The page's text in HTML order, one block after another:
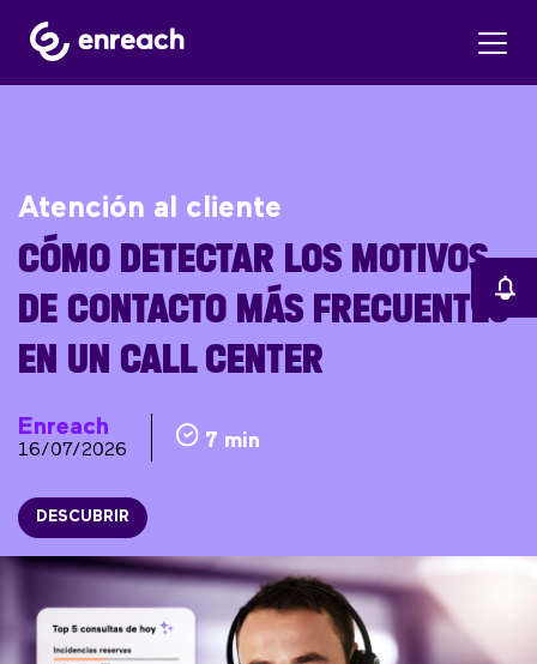
Atención al cliente
CÓMO DETECTAR LOS MOTIVOS
DE CONTACTO MÁS FRECUENTES
EN UN CALL CENTER
Enreach
16/07/2026 7 min
DESCUBRIR